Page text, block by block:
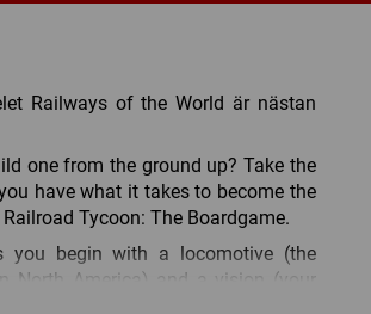
Railways of the World är nästan
one from the ground up? Take the
have what it takes to become the
Tycoon: The Boardgame.
begin with a locomotive (the
North America) and a vision (your
railroad network into a vast